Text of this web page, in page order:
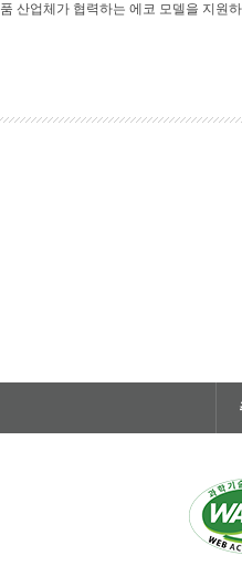
산업체가 협력하는 에코 모델을 지원